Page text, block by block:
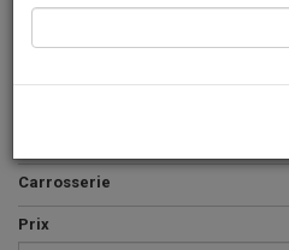
> Rechercher un véhicule
Carrosserie
Prix